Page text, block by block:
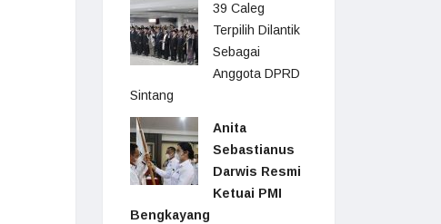
39 Caleg
Terpilih Dilantik
Sebagai
Anggota DPRD
Sintang
Anita
Sebastianus
Darwis Resmi
Ketuai PMI
Bengkayang